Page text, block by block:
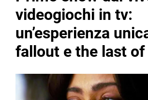
videogiochi in tv:
un’esperienza
fallout e the last of